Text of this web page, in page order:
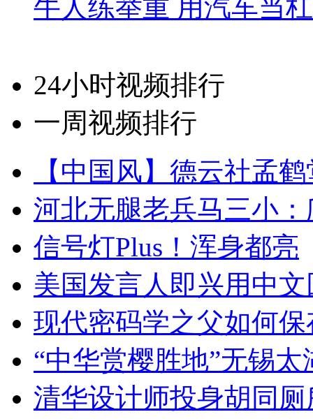
牛人练举重 用汽车当
24小时视频排行
一周视频排行
【中国风】德云社孟
河北无腿老兵马三小
信号灯Plus！浑身都亮
美国发言人即兴用中
现代密码学之父如何
“中华赏樱胜地”无锡
清华设计师投身胡同